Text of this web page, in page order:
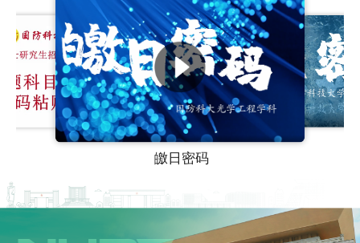
禺疆密码